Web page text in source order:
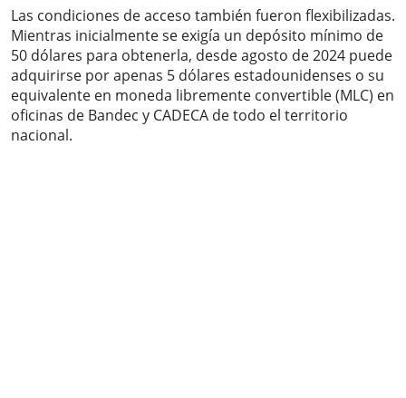
Las condiciones de acceso también fueron flexibilizadas.
Mientras inicialmente se exigía un depósito mínimo de
50 dólares para obtenerla, desde agosto de 2024 puede
adquirirse por apenas 5 dólares estadounidenses o su
equivalente en moneda libremente convertible (MLC) en
oficinas de Bandec y CADECA de todo el territorio
nacional.